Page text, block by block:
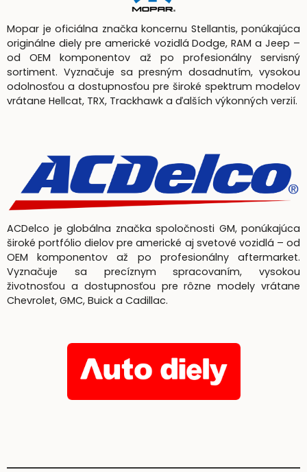
Mopar je oficiálna značka koncernu Stellantis, ponúkajúca
originálne diely pre americké vozidlá Dodge, RAM a Jeep –
od OEM komponentov až po profesionálny servisný
sortiment. Vyznačuje sa presným dosadnutím, vysokou
odolnosťou a dostupnosťou pre široké spektrum modelov
vrátane Hellcat, TRX, Trackhawk a ďalších výkonných verzií.
ACDelco je globálna značka spoločnosti GM, ponúkajúca
široké portfólio dielov pre americké aj svetové vozidlá – od
OEM komponentov až po profesionálny aftermarket.
Vyznačuje sa precíznym spracovaním, vysokou
životnosťou a dostupnosťou pre rôzne modely vrátane
Chevrolet, GMC, Buick a Cadillac.